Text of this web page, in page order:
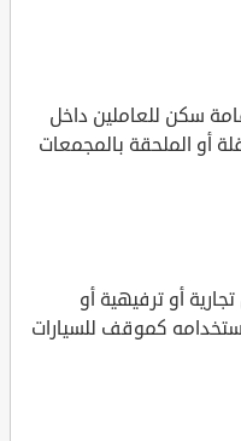
سكن للعاملين داخل
أو الملحقة بالمجمعات
أو ترفيهية أو
كموقف للسيارات